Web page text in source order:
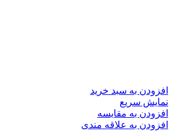
افزودن به سبد خرید
نمایش سریع
افزودن به مقایسه
افزودن به علاقه مندی